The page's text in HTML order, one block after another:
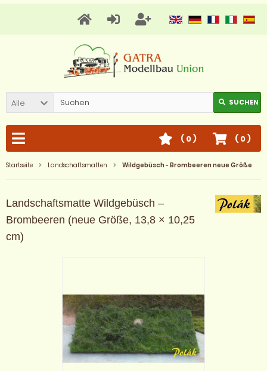
Alle SUCHEN
( 0)
( 0)
Startseite Landschaftsmatten Wildgebüsch - Brombeeren neue Größe
Landschaftsmatte Wildgebüsch –
Brombeeren (neue Größe, 13,8 × 10,25
cm)